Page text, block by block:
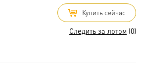
Купить сейчас
Следить за лотом (0)